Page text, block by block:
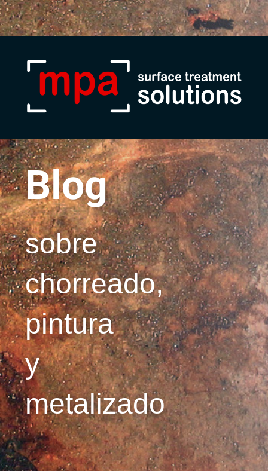
Blog
sobre
chorreado,
pintura
y
metalizado